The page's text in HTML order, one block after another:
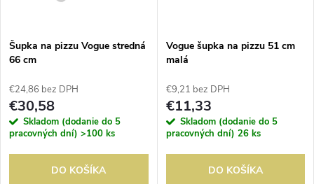
Šupka na pizzu Vogue stredná
66 cm
€24,86 bez DPH
€30,58
Skladom (dodanie do 5
pracovných dní) >100 ks
DO KOŠÍKA
Vogue šupka na pizzu 51 cm
malá
€9,21 bez DPH
€11,33
Skladom (dodanie do 5
pracovných dní) 26 ks
DO KOŠÍKA